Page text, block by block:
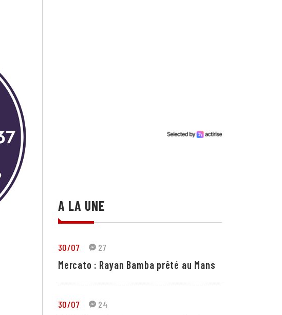
A LA UNE
30/07 27
Mercato : Rayan Bamba prêté au Mans
30/07 24